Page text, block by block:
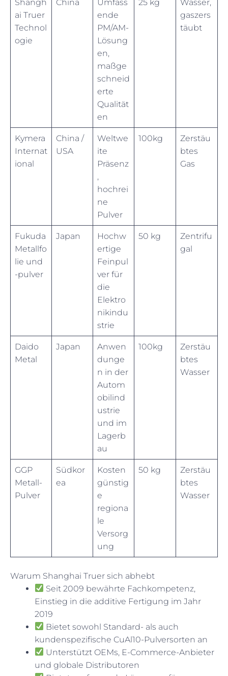
Shangh
ai Truer
Technol
ogie
China
Umfass
ende
PM/AM-
Lösung
en,
maßge
schneid
erte
Qualität
en
25 kg
Wasser,
gaszers
täubt
Kymera
Internat
ional
China /
USA
Weltwe
ite
Präsenz
,
hochrei
ne
Pulver
100kg
Zerstäu
btes
Gas
Fukuda
Metallfo
lie und
-pulver
Japan
Hochw
ertige
Feinpul
ver für
die
Elektro
nikindu
strie
50 kg
Zentrifu
gal
Daido
Metal
Japan
Anwen
dunge
n in der
Autom
obilind
ustrie
und im
Lagerb
au
100kg
Zerstäu
btes
Wasser
GGP
Metall-
Pulver
Südkor
ea
Kosten
günstig
e
regiona
le
Versorg
ung
50 kg
Zerstäu
btes
Wasser
Warum Shanghai Truer sich abhebt
Seit 2009 bewährte Fachkompetenz,
Einstieg in die additive Fertigung im Jahr
2019
Bietet sowohl Standard- als auch
kundenspezifische CuAl10-Pulversorten an
Unterstützt OEMs, E-Commerce-Anbieter
und globale Distributoren